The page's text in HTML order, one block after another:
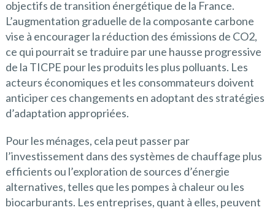
objectifs de transition énergétique de la France.
L’augmentation graduelle de la composante carbone
vise à encourager la réduction des émissions de CO2,
ce qui pourrait se traduire par une hausse progressive
de la TICPE pour les produits les plus polluants. Les
acteurs économiques et les consommateurs doivent
anticiper ces changements en adoptant des stratégies
d’adaptation appropriées.
Pour les ménages, cela peut passer par
l’investissement dans des systèmes de chauffage plus
efficients ou l’exploration de sources d’énergie
alternatives, telles que les pompes à chaleur ou les
biocarburants. Les entreprises, quant à elles, peuvent